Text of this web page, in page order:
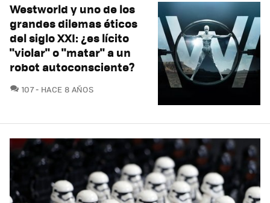
Westworld y uno de los
grandes dilemas éticos
del siglo XXI: ¿es lícito
"violar" o "matar" a un
robot autoconsciente?
107COMENTARIOS
HACE 8 AÑOS